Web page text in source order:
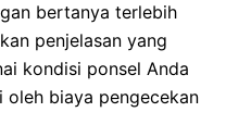
bertanya terlebih
penjelasan yang
kondisi ponsel Anda
oleh biaya pengecekan